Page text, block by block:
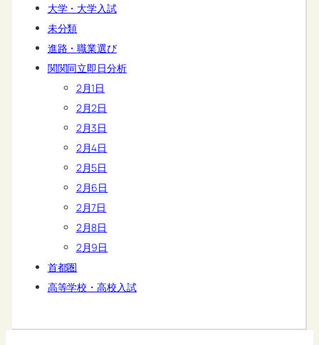
大学・大学入試
未分類
進路・職業選び
関関同立即日分析
2月1日
2月2日
2月3日
2月4日
2月5日
2月6日
2月7日
2月8日
2月9日
首都圏
高等学校・高校入試